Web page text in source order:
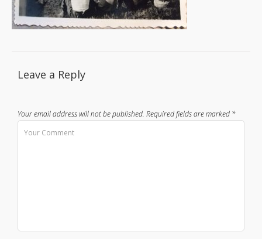
Leave a Reply
Your email address will not be published. Required fields are marked *